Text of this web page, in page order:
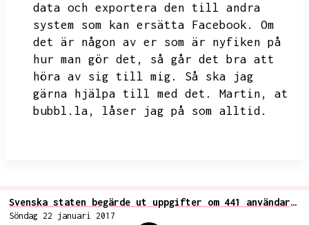
data och exportera den till andra
system som kan ersätta Facebook.
Om
det är någon av er som är nyfiken på
hur man gör det,
så går det bra att
höra av sig till mig.
Så ska jag
gärna hjälpa till med det.
Martin,
at
bubbl.la,
låser jag på som alltid.
Svenska staten begärde ut uppgifter om 441 användare från Facebook under 2016
Söndag 22 januari 2017